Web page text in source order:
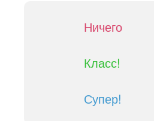
Ничего
Класс!
Супер!